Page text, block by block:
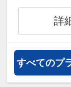
約）
詳
すべてのプ